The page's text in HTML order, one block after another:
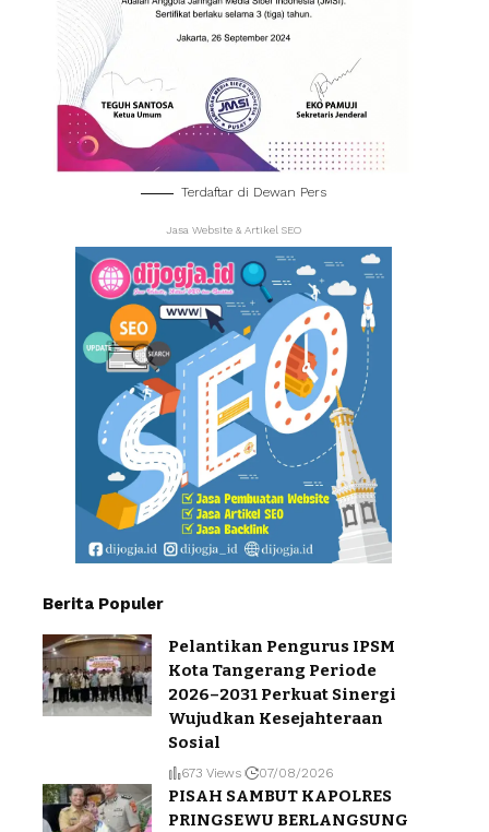
Terdaftar di Dewan Pers
Jasa Website & Artikel SEO
Berita Populer
Pelantikan Pengurus IPSM
Kota Tangerang Periode
2026–2031 Perkuat Sinergi
Wujudkan Kesejahteraan
Sosial
673 Views 07/08/2026
PISAH SAMBUT KAPOLRES
PRINGSEWU BERLANGSUNG